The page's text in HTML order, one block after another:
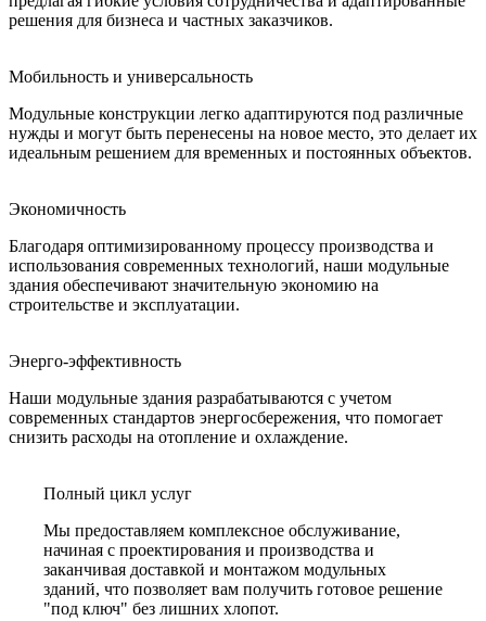
решения для бизнеса и частных заказчиков.
Мобильность и универсальность
Модульные конструкции легко адаптируются под различные
нужды и могут быть перенесены на новое место, это делает их
идеальным решением для временных и постоянных объектов.
Экономичность
Благодаря оптимизированному процессу производства и
использования современных технологий, наши модульные
здания обеспечивают значительную экономию на
строительстве и эксплуатации.
Энерго-эффективность
Наши модульные здания разрабатываются с учетом
современных стандартов энергосбережения, что помогает
снизить расходы на отопление и охлаждение.
Полный цикл услуг
Мы предоставляем комплексное обслуживание,
начиная с проектирования и производства и
заканчивая доставкой и монтажом модульных
зданий, что позволяет вам получить готовое решение
"под ключ" без лишних хлопот.